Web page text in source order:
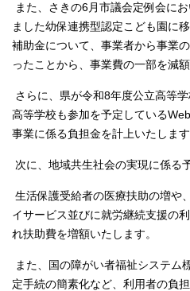
また、さきの6月市議会定例会に
ました幼保連携型認定こども園に
補助金について、事業者から事業
ったことから、事業費の一部を減額
さらに、県が令和8年度公立高等
高等学校も参加を予定している
事業に係る負担金を計上いたします
次に、地域共生社会の実現に係る
生活保護受給者の医療扶助の増や
イサービス並びに就労継続支援の
れ扶助費を増額いたします。
また、国の障がい者福祉システム
定手続の簡素化など、利用者の負